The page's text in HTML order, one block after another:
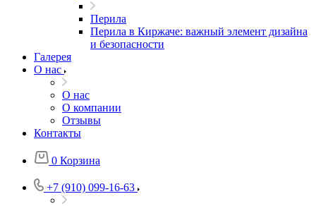
Перила
Перила в Киржаче: важный элемент дизайна
и безопасности
Галерея
О нас
О нас
О компании
Отзывы
Контакты
0 Корзина
+7 (910) 099-16-63